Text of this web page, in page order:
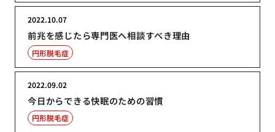
前兆を感じたら専門医へ相談すべき理由
2022.10.07
円形脱毛症
今日からできる快眠のための習慣
2022.09.02
円形脱毛症